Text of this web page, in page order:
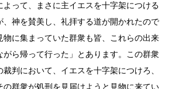
って、まさに主イエスを十字架につける
、神を賛美し、礼拝する道が開かれたので
物に集まっていた群衆も皆、これらの出来
がら帰って行った」とあります。この群衆
判において、イエスを十字架につけろ、
の群衆が処刑を見届けようと見物に来てい